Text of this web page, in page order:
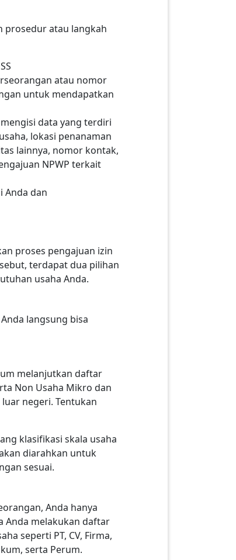
prosedur atau langkah
atau nomor
untuk mendapatkan
data yang terdiri
lokasi penanaman
lainnya, nomor kontak,
NPWP terkait
Anda dan
proses pengajuan izin
terdapat dua pilihan
usaha Anda.
langsung bisa
melanjutkan daftar
Non Usaha Mikro dan
negeri. Tentukan
klasifikasi skala usaha
diarahkan untuk
sesuai.
Anda hanya
Anda melakukan daftar
seperti PT, CV, Firma,
serta Perum.